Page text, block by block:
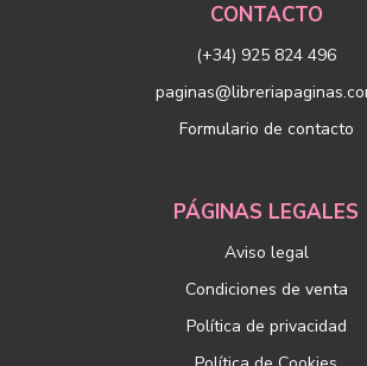
CONTACTO
(+34) 925 824 496
Formulario de contacto
PÁGINAS LEGALES
Aviso legal
Condiciones de venta
Política de privacidad